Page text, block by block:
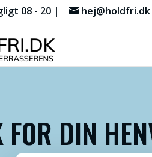
08 - 20 | hej@holdfri.dk
FOR DIN